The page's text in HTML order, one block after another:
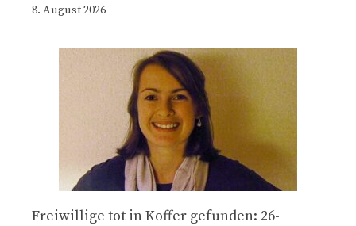
8. August 2026
Freiwillige tot in Koffer gefunden: 26-